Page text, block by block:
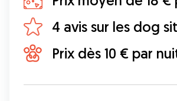
4 avis sur les dog
Prix dès 10 € par